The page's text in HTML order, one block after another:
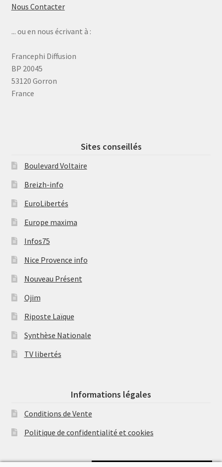
Nous Contacter
... ou en nous écrivant à :
Francephi Diffusion
BP 20045
53120 Gorron
France
Sites conseillés
Boulevard Voltaire
Breizh-info
EuroLibertés
Europe maxima
Infos75
Nice Provence info
Nouveau Présent
Ojim
Riposte Laïque
Synthèse Nationale
TV libertés
Informations légales
Conditions de Vente
Politique de confidentialité et cookies